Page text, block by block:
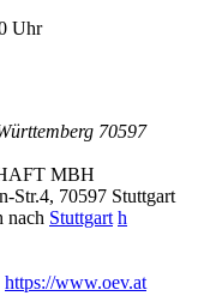
Uhr
70597
MBH
Str.4, 70597 Stuttgart
nach Stuttgart h
https://www.oev.at